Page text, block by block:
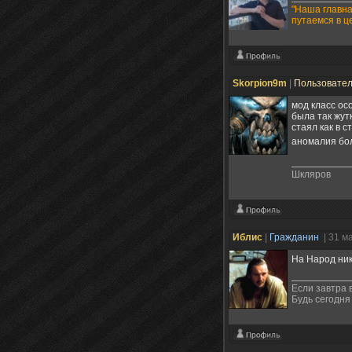
"Наша
путаемся в
Skorpion9m
мод класс
была так
стаял как в
аномалия
Шкляров
Иблис Гражданин
| 31
На Народ
Если завтра
Будь